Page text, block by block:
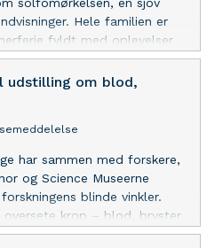
solfomørkelsen, en sjov
Hele familien er
fyldt med oplevelser
udstilling om blod,
har sammen med forskere,
og Science Museerne
blinde vinkler.
oversete krop – blod, bryster